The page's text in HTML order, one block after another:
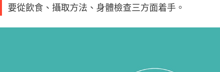
要從飲食、攝取方法、身體檢查三方面着手。